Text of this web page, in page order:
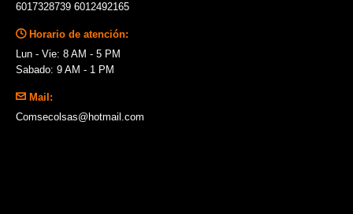
6017328739 6012492165
Horario de atención:
Lun - Vie: 8 AM - 5 PM
Sabado: 9 AM - 1 PM
Mail:
Comsecolsas@hotmail.com